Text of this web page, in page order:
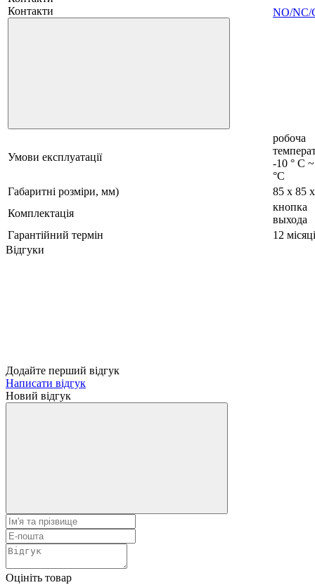
Контакти
NO/NC/
Умови експлуатації
робоча
-10 ° C
°C
Габаритні розміри, мм)
85 х 85
Комплектація
кнопка
выхода
Гарантійний термін
12
Відгуки
Додайте перший відгук
Написати відгук
Новий відгук
Оцініть товар